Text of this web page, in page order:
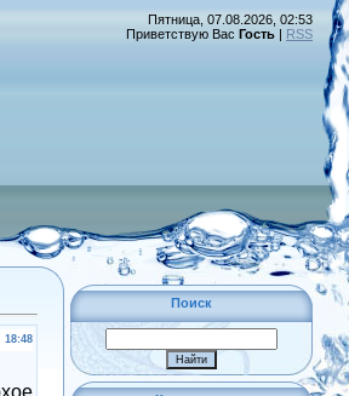
Пятница, 07.08.2026, 02:53
Приветствую Вас Гость | RSS
18:48
Поиск